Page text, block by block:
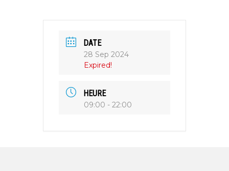
DATE
28 Sep 2024
Expired!
HEURE
09:00 - 22:00